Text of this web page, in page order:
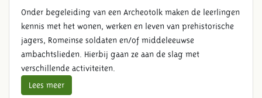
Onder begeleiding van een Archeotolk maken de leerlingen
kennis met het wonen, werken en leven van prehistorische
jagers, Romeinse soldaten en/of middeleeuwse
ambachtslieden. Hierbij gaan ze aan de slag met
verschillende activiteiten.
Lees meer